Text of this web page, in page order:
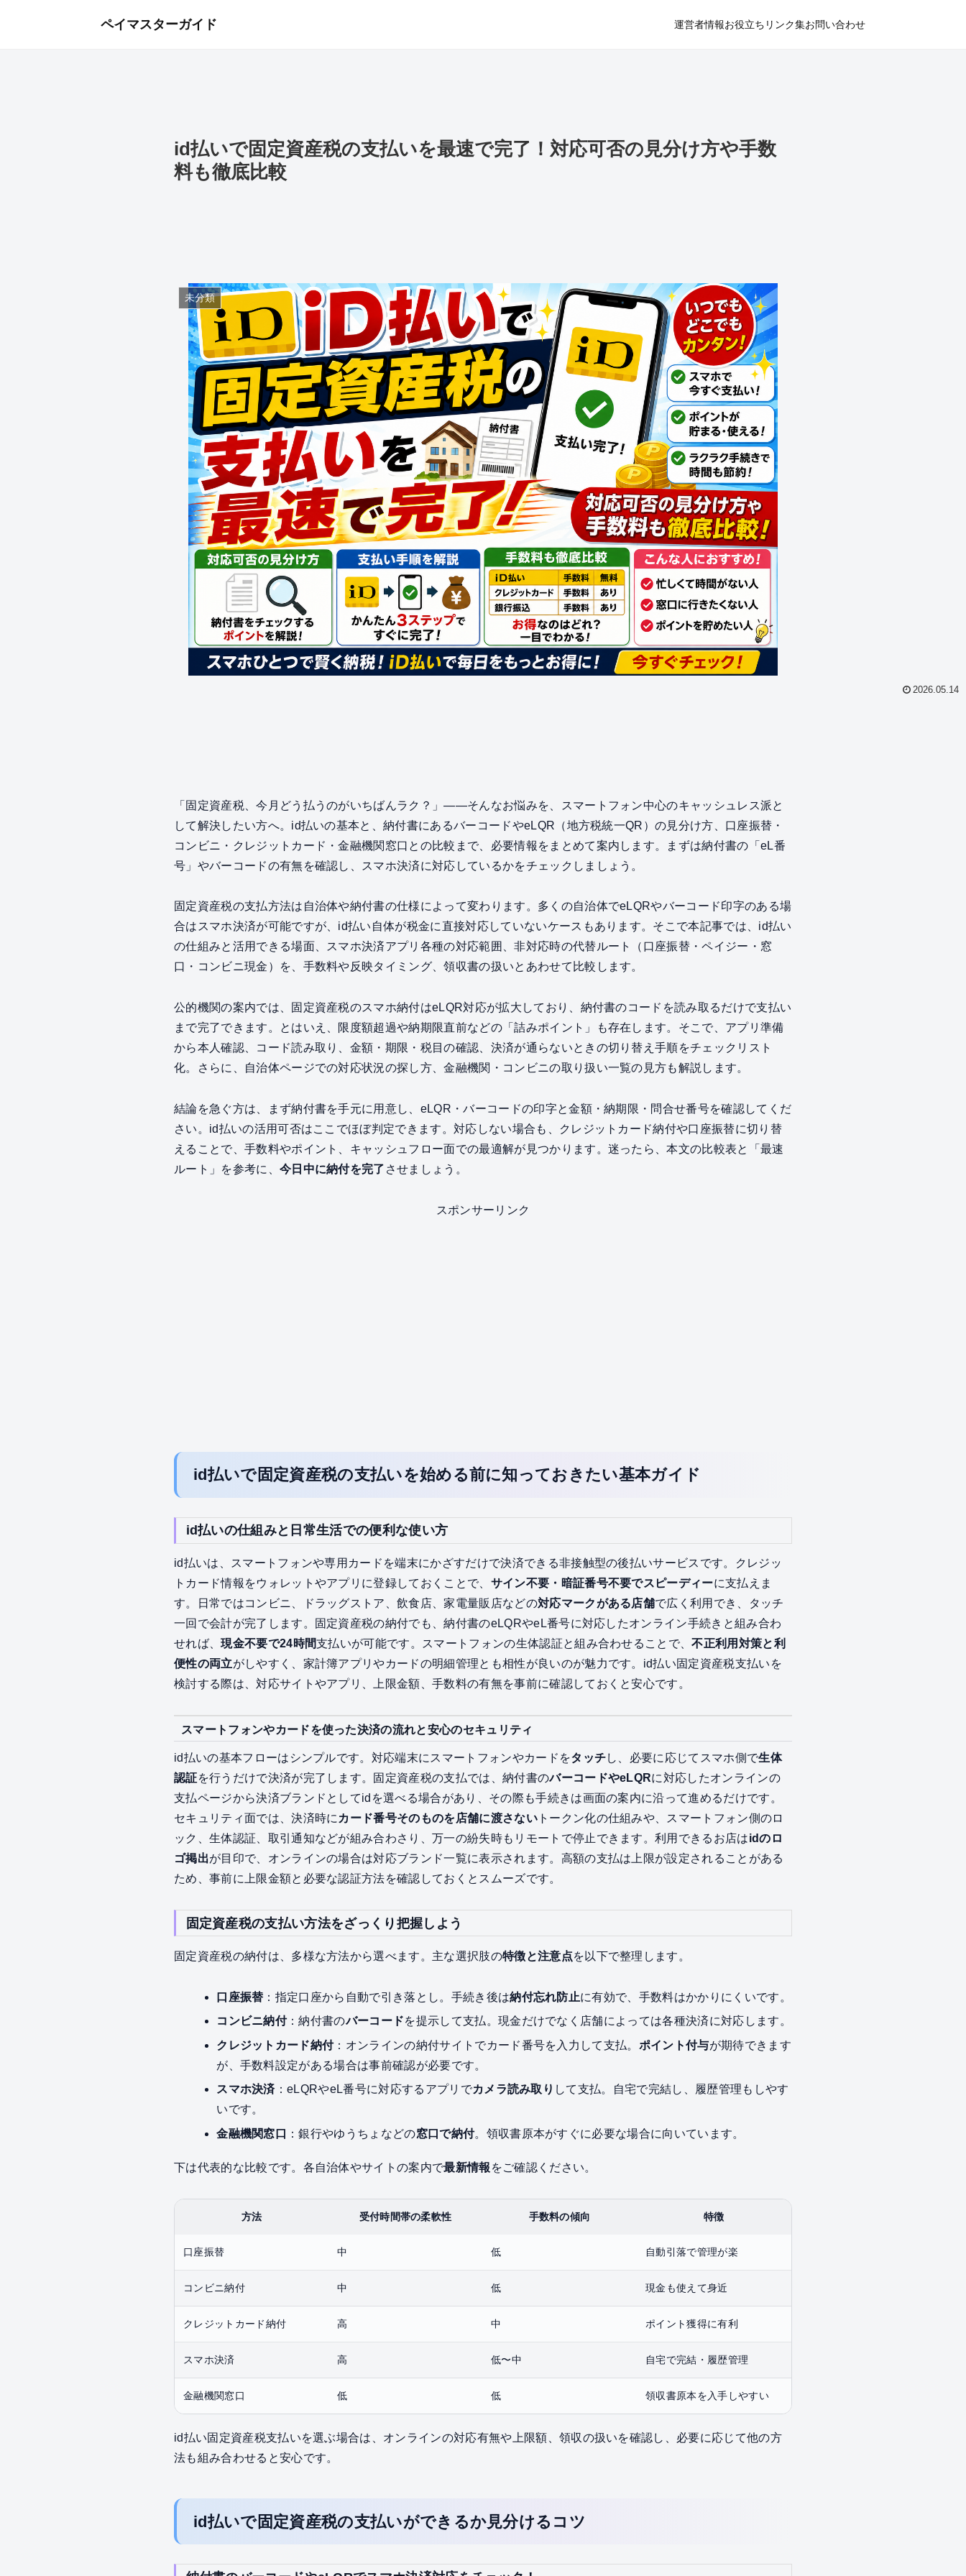
ペイマスターガイド 運営者情報お役立ちリンク集お問い合わせ
id払いで固定資産税の支払いを最速で完了！対応可否の見分け方や手数
料も徹底比較
未分類
2026.05.14
「固定資産税、今月どう払うのがいちばんラク？」――そんなお悩みを、スマートフォン中心のキャッシュレス派と
して解決したい方へ。id払いの基本と、納付書にあるバーコードやeLQR（地方税統一QR）の見分け方、口座振替・
コンビニ・クレジットカード・金融機関窓口との比較まで、必要情報をまとめて案内します。まずは納付書の「eL番
号」やバーコードの有無を確認し、スマホ決済に対応しているかをチェックしましょう。
固定資産税の支払方法は自治体や納付書の仕様によって変わります。多くの自治体でeLQRやバーコード印字のある場
合はスマホ決済が可能ですが、id払い自体が税金に直接対応していないケースもあります。そこで本記事では、id払い
の仕組みと活用できる場面、スマホ決済アプリ各種の対応範囲、非対応時の代替ルート（口座振替・ペイジー・窓
口・コンビニ現金）を、手数料や反映タイミング、領収書の扱いとあわせて比較します。
公的機関の案内では、固定資産税のスマホ納付はeLQR対応が拡大しており、納付書のコードを読み取るだけで支払い
まで完了できます。とはいえ、限度額超過や納期限直前などの「詰みポイント」も存在します。そこで、アプリ準備
から本人確認、コード読み取り、金額・期限・税目の確認、決済が通らないときの切り替え手順をチェックリスト
化。さらに、自治体ページでの対応状況の探し方、金融機関・コンビニの取り扱い一覧の見方も解説します。
結論を急ぐ方は、まず納付書を手元に用意し、eLQR・バーコードの印字と金額・納期限・問合せ番号を確認してくだ
さい。id払いの活用可否はここでほぼ判定できます。対応しない場合も、クレジットカード納付や口座振替に切り替
えることで、手数料やポイント、キャッシュフロー面での最適解が見つかります。迷ったら、本文の比較表と「最速
ルート」を参考に、 今日中に納付を完了 させましょう。
スポンサーリンク
id払いで固定資産税の支払いを始める前に知っておきたい基本ガイド
id払いの仕組みと日常生活での便利な使い方
id払いは、スマートフォンや専用カードを端末にかざすだけで決済できる非接触型の後払いサービスです。クレジッ
トカード情報をウォレットやアプリに登録しておくことで、 サイン不要・暗証番号不要でスピーディーに支払えま
す。日常ではコンビニ、ドラッグストア、飲食店、家電量販店などの対応マークがある店舗で広く利用でき、タッチ
一回で会計が完了します。固定資産税の納付でも、納付書のeLQRやeL番号に対応したオンライン手続きと組み合わ
せれば、現金不要で24時間支払いが可能です。スマートフォンの生体認証と組み合わせることで、不正利用対策と利
便性の両立がしやすく、家計簿アプリやカードの明細管理とも相性が良いのが魅力です。id払い固定資産税支払いを
検討する際は、対応サイトやアプリ、上限金額、手数料の有無を事前に確認しておくと安心です。
スマートフォンやカードを使った決済の流れと安心のセキュリティ
id払いの基本フローはシンプルです。対応端末にスマートフォンやカードをタッチし、必要に応じてスマホ側で生体
認証を行うだけで決済が完了します。固定資産税の支払では、納付書のバーコードやeLQRに対応したオンラインの
支払ページから決済ブランドとしてidを選べる場合があり、その際も手続きは画面の案内に沿って進めるだけです。
セキュリティ面では、決済時にカード番号そのものを店舗に渡さないトークン化の仕組みや、スマートフォン側のロ
ック、生体認証、取引通知などが組み合わさり、万一の紛失時もリモートで停止できます。利用できるお店はidのロ
ゴ掲出が目印で、オンラインの場合は対応ブランド一覧に表示されます。高額の支払は上限が設定されることがある
ため、事前に上限金額と必要な認証方法を確認しておくとスムーズです。
固定資産税の支払い方法をざっくり把握しよう
固定資産税の納付は、多様な方法から選べます。主な選択肢の特徴と注意点を以下で整理します。
口座振替 ：指定口座から自動で引き落とし。手続き後は納付忘れ防止に有効で、手数料はかかりにくいです。
コンビニ納付：納付書のバーコードを提示して支払。現金だけでなく店舗によっては各種決済に対応します。
クレジットカード納付：オンラインの納付サイトでカード番号を入力して支払。 ポイント付与が期待できます
が、手数料設定がある場合は事前確認が必要です。
スマホ決済：eLQRやeL番号に対応するアプリでカメラ読み取り して支払。自宅で完結し、履歴管理もしやす
いです。
金融機関窓口
：銀行やゆうちょなどの窓口で納付。領収書原本がすぐに必要な場合に向いています。
下は代表的な比較です。各自治体やサイトの案内で最新情報 をご確認ください。
方法 受付時間帯の柔軟性 手数料の傾向 特徴
口座振替 中 低 自動引落で管理が楽
コンビニ納付 中 低 現金も使えて身近
クレジットカード納付 高 中 ポイント獲得に有利
スマホ決済 高 低〜中 自宅で完結・履歴管理
金融機関窓口 低 低 領収書原本を入手しやすい
id払い固定資産税支払いを選ぶ場合は、オンラインの対応有無や上限額、領収の扱いを確認し、必要に応じて他の方
法も組み合わせると安心です。
id払いで固定資産税の支払いができるか見分けるコツ